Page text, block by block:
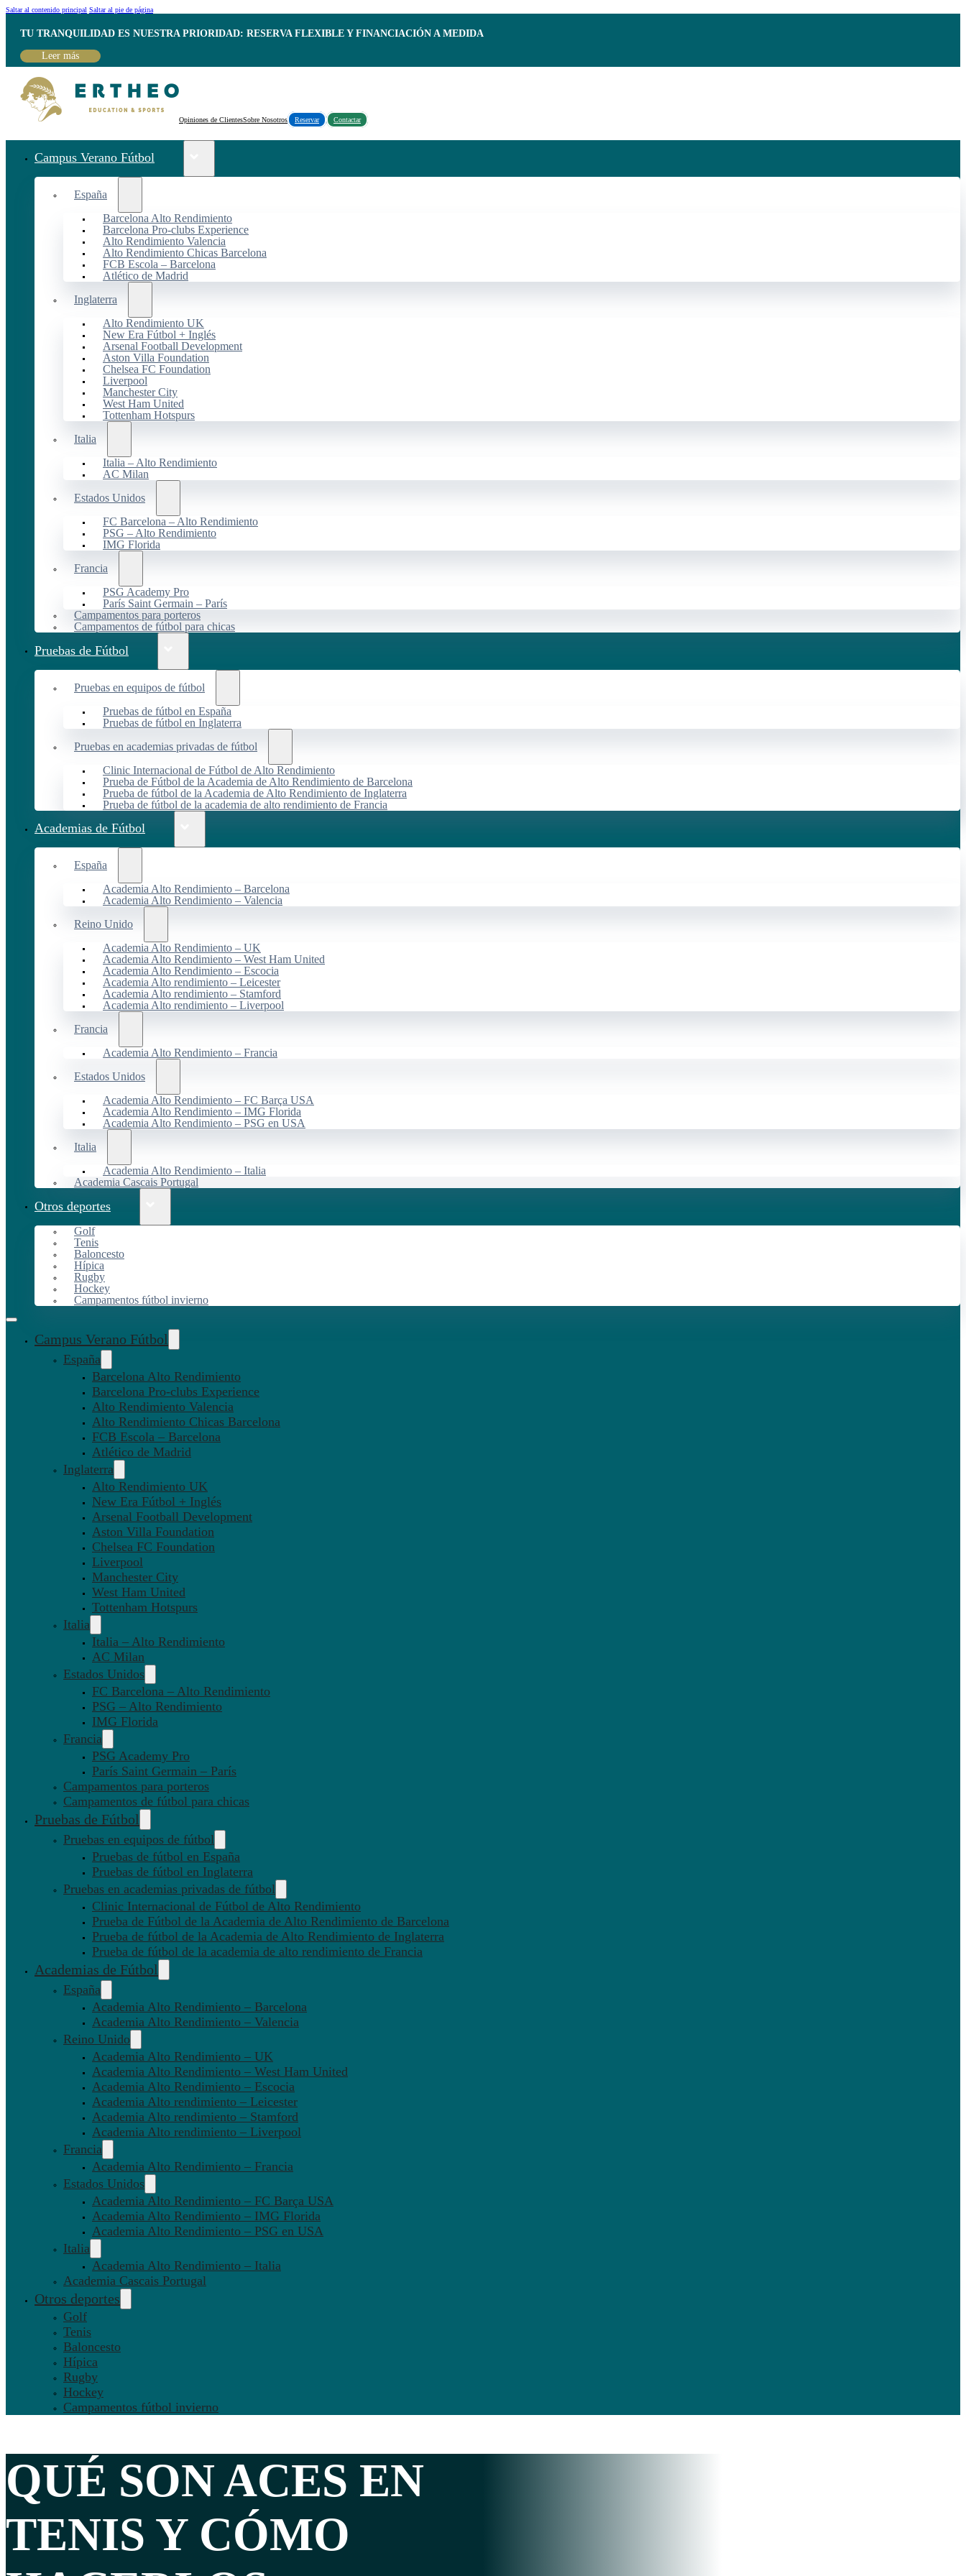
Saltar al contenido principal Saltar al pie de página
TU TRANQUILIDAD ES NUESTRA PRIORIDAD: RESERVA FLEXIBLE Y FINANCIACIÓN A MEDIDA
Leer más
Opiniones de ClientesSobre Nosotros Reservar Contactar
Campus Verano Fútbol
España
Barcelona Alto Rendimiento
Barcelona Pro-clubs Experience
Alto Rendimiento Valencia
Alto Rendimiento Chicas Barcelona
FCB Escola – Barcelona
Atlético de Madrid
Inglaterra
Alto Rendimiento UK
New Era Fútbol + Inglés
Arsenal Football Development
Aston Villa Foundation
Chelsea FC Foundation
Liverpool
Manchester City
West Ham United
Tottenham Hotspurs
Italia
Italia – Alto Rendimiento
AC Milan
Estados Unidos
FC Barcelona – Alto Rendimiento
PSG – Alto Rendimiento
IMG Florida
Francia
PSG Academy Pro
París Saint Germain – París
Campamentos para porteros
Campamentos de fútbol para chicas
Pruebas de Fútbol
Pruebas en equipos de fútbol
Pruebas de fútbol en España
Pruebas de fútbol en Inglaterra
Pruebas en academias privadas de fútbol
Clinic Internacional de Fútbol de Alto Rendimiento
Prueba de Fútbol de la Academia de Alto Rendimiento de Barcelona
Prueba de fútbol de la Academia de Alto Rendimiento de Inglaterra
Prueba de fútbol de la academia de alto rendimiento de Francia
Academias de Fútbol
España
Academia Alto Rendimiento – Barcelona
Academia Alto Rendimiento – Valencia
Reino Unido
Academia Alto Rendimiento – UK
Academia Alto Rendimiento – West Ham United
Academia Alto Rendimiento – Escocia
Academia Alto rendimiento – Leicester
Academia Alto rendimiento – Stamford
Academia Alto rendimiento – Liverpool
Francia
Academia Alto Rendimiento – Francia
Estados Unidos
Academia Alto Rendimiento – FC Barça USA
Academia Alto Rendimiento – IMG Florida
Academia Alto Rendimiento – PSG en USA
Italia
Academia Alto Rendimiento – Italia
Academia Cascais Portugal
Otros deportes
Golf
Tenis
Baloncesto
Hípica
Rugby
Hockey
Campamentos fútbol invierno
Campus Verano Fútbol
España
Barcelona Alto Rendimiento
Barcelona Pro-clubs Experience
Alto Rendimiento Valencia
Alto Rendimiento Chicas Barcelona
FCB Escola – Barcelona
Atlético de Madrid
Inglaterra
Alto Rendimiento UK
New Era Fútbol + Inglés
Arsenal Football Development
Aston Villa Foundation
Chelsea FC Foundation
Liverpool
Manchester City
West Ham United
Tottenham Hotspurs
Italia
Italia – Alto Rendimiento
AC Milan
Estados Unidos
FC Barcelona – Alto Rendimiento
PSG – Alto Rendimiento
IMG Florida
Francia
PSG Academy Pro
París Saint Germain – París
Campamentos para porteros
Campamentos de fútbol para chicas
Pruebas de Fútbol
Pruebas en equipos de fútbol
Pruebas de fútbol en España
Pruebas de fútbol en Inglaterra
Pruebas en academias privadas de fútbol
Clinic Internacional de Fútbol de Alto Rendimiento
Prueba de Fútbol de la Academia de Alto Rendimiento de Barcelona
Prueba de fútbol de la Academia de Alto Rendimiento de Inglaterra
Prueba de fútbol de la academia de alto rendimiento de Francia
Academias de Fútbol
España
Academia Alto Rendimiento – Barcelona
Academia Alto Rendimiento – Valencia
Reino Unido
Academia Alto Rendimiento – UK
Academia Alto Rendimiento – West Ham United
Academia Alto Rendimiento – Escocia
Academia Alto rendimiento – Leicester
Academia Alto rendimiento – Stamford
Academia Alto rendimiento – Liverpool
Francia
Academia Alto Rendimiento – Francia
Estados Unidos
Academia Alto Rendimiento – FC Barça USA
Academia Alto Rendimiento – IMG Florida
Academia Alto Rendimiento – PSG en USA
Italia
Academia Alto Rendimiento – Italia
Academia Cascais Portugal
Otros deportes
Golf
Tenis
Baloncesto
Hípica
Rugby
Hockey
Campamentos fútbol invierno
QUÉ SONACES EN
TENIS Y CÓMO